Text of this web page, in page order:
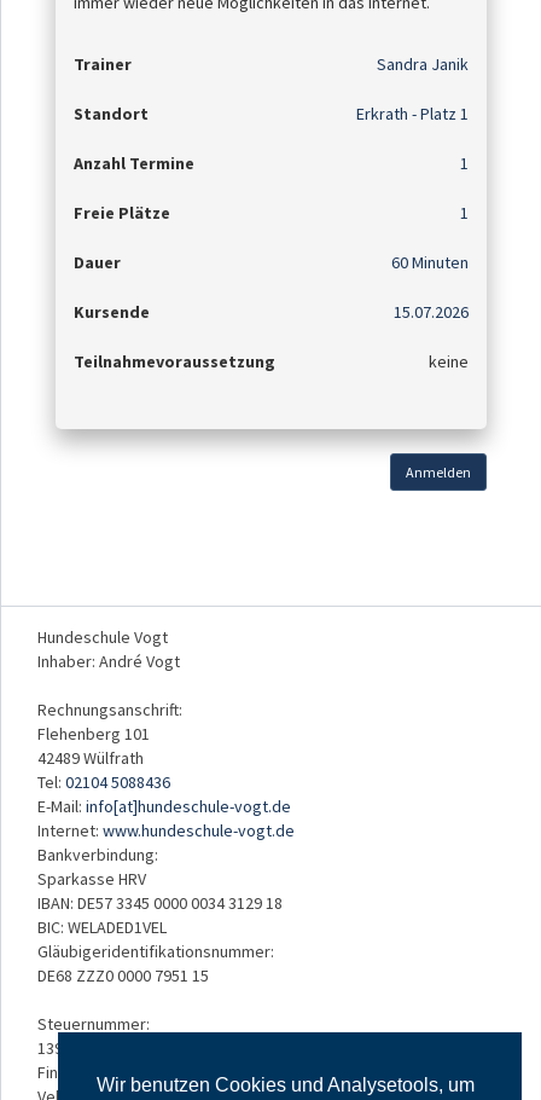
Wir benutzen Cookies und Analysetools, um
Trainer Sandra Janik
Standort Erkrath - Platz 1
Anzahl Termine 1
Freie Plätze 1
Dauer 60 Minuten
Kursende 15.07.2026
Teilnahmevoraussetzung keine
Anmelden
Hundeschule Vogt
Inhaber: André Vogt
Rechnungsanschrift:
Flehenberg 101
42489 Wülfrath
Tel: 02104 5088436
E-Mail: info[at]hundeschule-vogt.de
Internet: www.hundeschule-vogt.de
Bankverbindung:
Sparkasse HRV
IBAN: DE57 3345 0000 0034 3129 18
BIC: WELADED1VEL
Gläubigeridentifikationsnummer:
DE68 ZZZ0 0000 7951 15
Steuernummer:
139/5234/3050
Finanzamt: